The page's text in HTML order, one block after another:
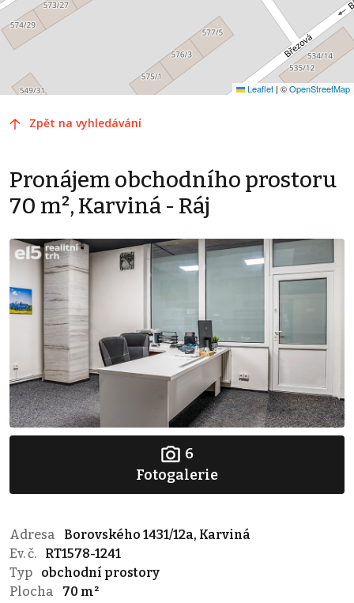
Leaflet | ©OpenStreetMap
Zpět na vyhledávání
Pronájem obchodního prostoru
70 m², Karviná - Ráj
6
Fotogalerie
Adresa
Borovského 1431/12a, Karviná
Ev. č.
RT1578-1241
Typ
obchodní prostory
Plocha
70 m²